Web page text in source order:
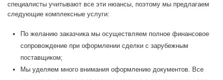
специалисты учитывают все эти нюансы, поэтому мы предлагаем
следующие комплексные услуги:
По желанию заказчика мы осуществляем полное финансовое
сопровождение при оформлении сделки с зарубежным
поставщиком;
Мы уделяем много внимания оформлению документов. Все